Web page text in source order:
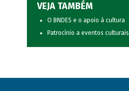
VEJA TAMBÉM
O BNDES e o apoio à cultura
Patrocínio a eventos culturais